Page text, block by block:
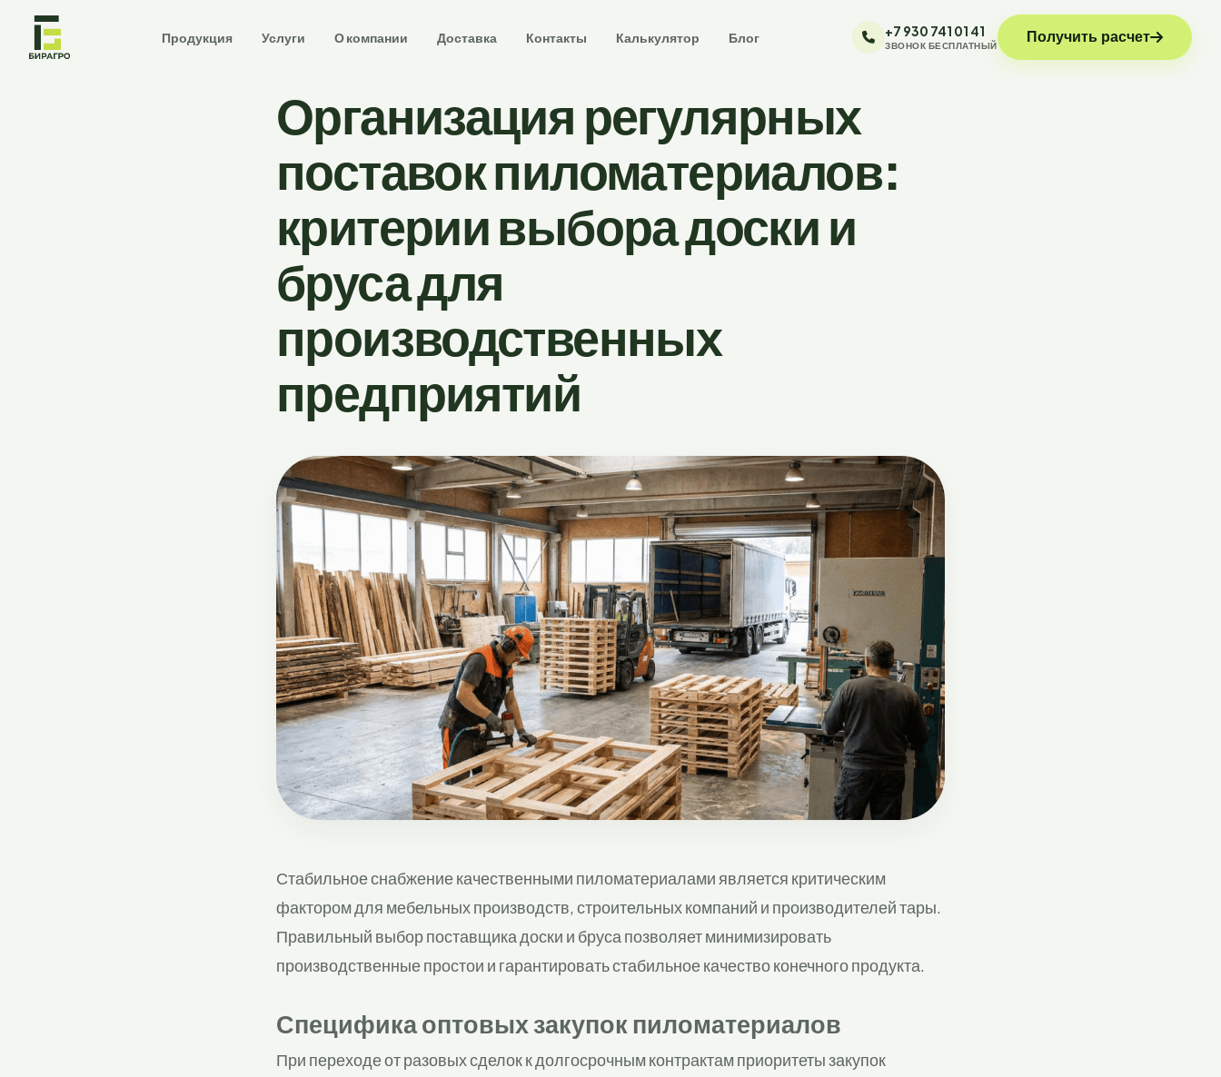
Продукция Услуги О компании Доставка Контакты Калькулятор Блог +7 930 741 01 41
ЗВОНОК БЕСПЛАТНЫЙ Получить расчет
Организация регулярных
поставок пиломатериалов:
критерии выбора доски и
бруса для
производственных
предприятий
Стабильное снабжение качественными пиломатериалами является критическим
фактором для мебельных производств, строительных компаний и производителей тары.
Правильный выбор поставщика доски и бруса позволяет минимизировать
производственные простои и гарантировать стабильное качество конечного продукта.
Специфика оптовых закупок пиломатериалов
При переходе от разовых сделок к долгосрочным контрактам приоритеты закупок